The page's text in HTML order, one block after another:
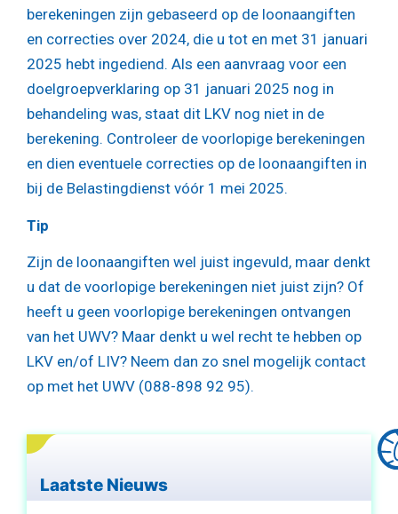
berekeningen zijn gebaseerd op de loonaangiften
en correcties over 2024, die u tot en met 31 januari
2025 hebt ingediend. Als een aanvraag voor een
doelgroepverklaring op 31 januari 2025 nog in
behandeling was, staat dit LKV nog niet in de
berekening. Controleer de voorlopige berekeningen
en dien eventuele correcties op de loonaangiften in
bij de Belastingdienst vóór 1 mei 2025.
Tip
Zijn de loonaangiften wel juist ingevuld, maar denkt
u dat de voorlopige berekeningen niet juist zijn? Of
heeft u geen voorlopige berekeningen ontvangen
van het UWV? Maar denkt u wel recht te hebben op
LKV en/of LIV? Neem dan zo snel mogelijk contact
op met het UWV (088-898 92 95).
Laatste Nieuws